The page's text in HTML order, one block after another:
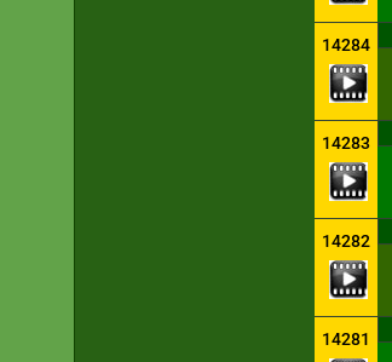
14284
14283
14282
14281